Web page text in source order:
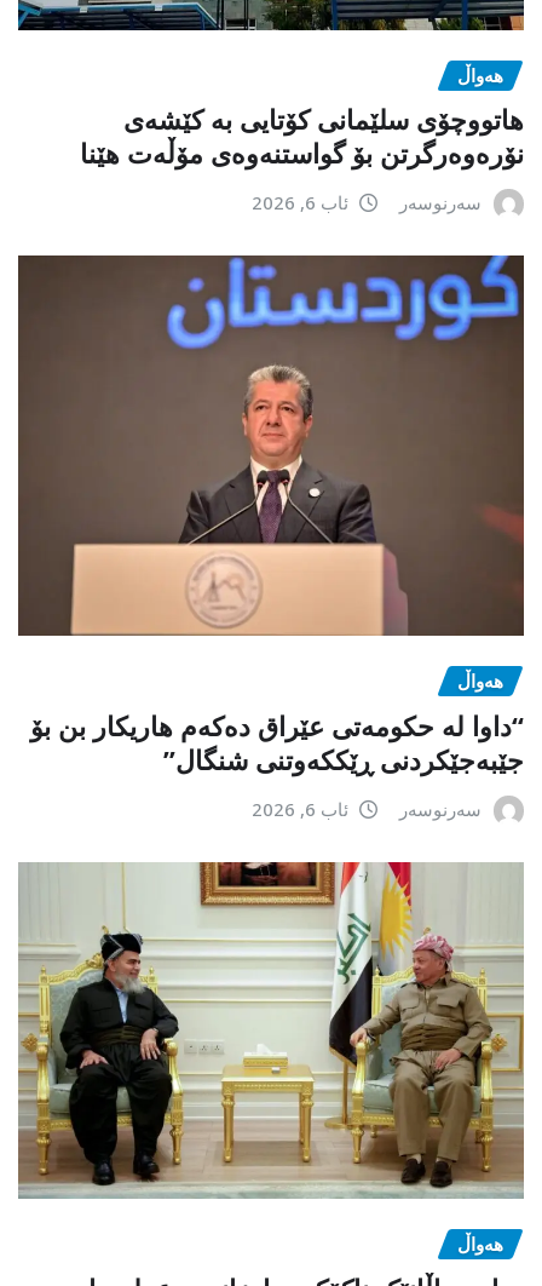
هەواڵ
هاتووچۆی سلێمانی کۆتایی بە کێشەی
نۆرەوەرگرتن بۆ گواستنەوەی مۆڵەت هێنا
سەرنوسەر ئاب 6, 2026
هەواڵ
“داوا لە حكومەتی عێراق دەكەم هاریكار بن بۆ
جێبەجێكردنی ڕێككەوتنی شنگال”
سەرنوسەر ئاب 6, 2026
هەواڵ